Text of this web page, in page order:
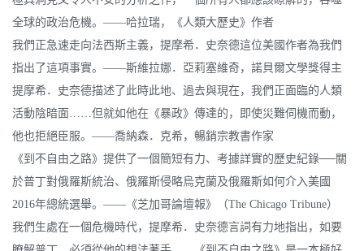
全球的政治危機。——哈拉瑞，《人類大歷史》作者
我們正急速走向法西斯主義，提摩希．史奈德這位美國作者為我們
指出了這項事實。——斯維拉娜．亞莉塞維奇，諾貝爾文學獎得主
提摩希．史奈德描述了此時此地、過去與現在，我們正面臨的人類
活動陰暗面……但就如他在《暴政》傳達的，即使災難伺機而動，
他也拒絕臣服。——喬納森．克希，暢銷宗教書作家
《到不自由之路》提供了一個簡短有力、考據詳實的歷史紀錄──關
於普丁對俄羅斯統治、俄羅斯侵略烏克蘭及俄羅斯如何介入美國
2016年總統選舉。——《芝加哥論壇報》（The Chicago Tribune）
我們生處在一個危機時代，提摩希．史奈德言詞有力地指出，如要